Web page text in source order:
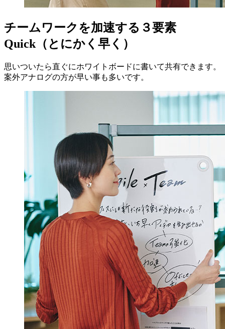
チームワークを加速する３要素
Quick（とにかく早く）
思いついたら直ぐにホワイトボードに書いて共有できます。
案外アナログの方が早い事も多いです。